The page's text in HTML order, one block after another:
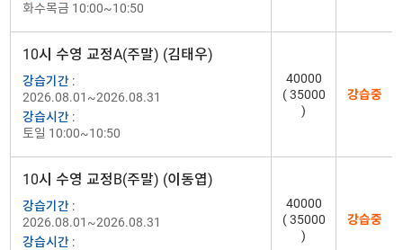
화수목금 10:00~10:50
10시 수영 교정A(주말) (김태우)
강습기간 :
2026.08.01~2026.08.31
강습시간 :
토일 10:00~10:50
40000
( 35000
)
강습중
10시 수영 교정B(주말) (이동엽)
강습기간 :
2026.08.01~2026.08.31
강습시간 :
40000
( 35000
)
강습중